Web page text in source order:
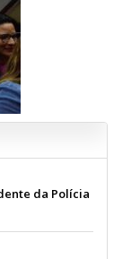
da Polícia